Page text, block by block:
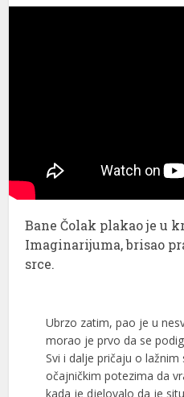
Bane Čolak plakao je u
Imaginarijuma, brisao
srce.
Ubrzo zatim, pao je u
morao je prvo da se
Svi i dalje pričaju o
očajničkim potezima da
kada je djelovalo da je